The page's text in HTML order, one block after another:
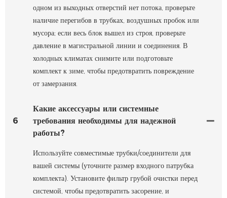
одном из выходных отверстий нет потока, проверьте
наличие перегибов в трубках, воздушных пробок или
мусора; если весь блок вышел из строя, проверьте
давление в магистральной линии и соединения. В
холодных климатах снимите или подготовьте
комплект к зиме, чтобы предотвратить повреждение
от замерзания.
6
Какие аксессуары или системные
требования необходимы для надежной
работы?
Используйте совместимые трубки/соединители для
вашей системы (уточните размер входного патрубка
комплекта). Установите фильтр грубой очистки перед
системой, чтобы предотвратить засорение, и